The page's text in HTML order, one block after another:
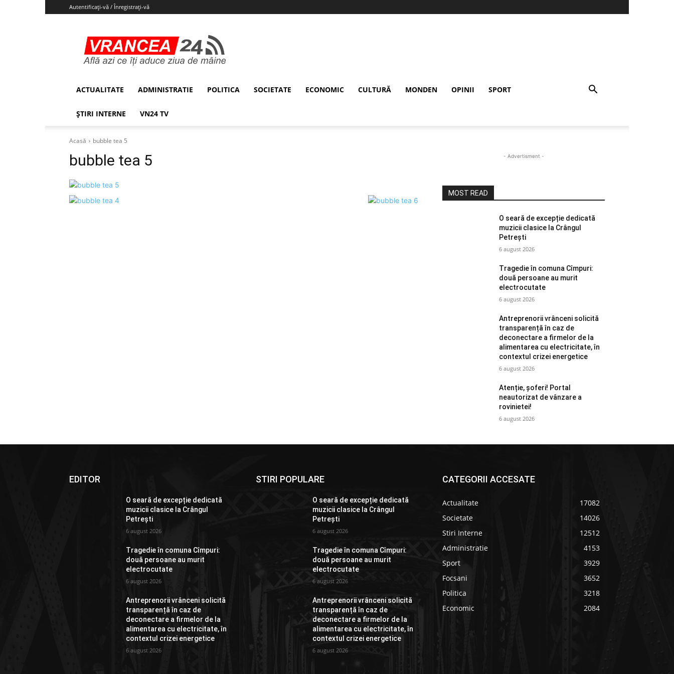
Autentificați-vă / Înregistrați-vă
ACTUALITATE ADMINISTRATIE POLITICA SOCIETATE ECONOMIC CULTURĂ MONDEN OPINII SPORT
ȘTIRI INTERNE VN24 TV
Acasă bubble tea 5
bubble tea 5 - Advertisment -
MOST READ
O seară de excepție dedicată
muzicii clasice la Crângul
Petrești
6 august 2026
Tragedie în comuna Cîmpuri:
două persoane au murit
electrocutate
6 august 2026
Antreprenorii vrânceni solicită
transparență în caz de
deconectare a firmelor de la
alimentarea cu electricitate, în
contextul crizei energetice
6 august 2026
Atenție, șoferi! Portal
neautorizat de vânzare a
rovinietei!
6 august 2026
EDITOR
O seară de excepție dedicată
muzicii clasice la Crângul
Petrești
6 august 2026
Tragedie în comuna Cîmpuri:
două persoane au murit
electrocutate
6 august 2026
Antreprenorii vrânceni solicită
transparență în caz de
deconectare a firmelor de la
alimentarea cu electricitate, în
contextul crizei energetice
6 august 2026
STIRI POPULARE
O seară de excepție dedicată
muzicii clasice la Crângul
Petrești
6 august 2026
Tragedie în comuna Cîmpuri:
două persoane au murit
electrocutate
6 august 2026
Antreprenorii vrânceni solicită
transparență în caz de
deconectare a firmelor de la
alimentarea cu electricitate, în
contextul crizei energetice
6 august 2026
CATEGORII ACCESATE
Actualitate
17082
Societate
14026
Stiri Interne
12512
Administratie
4153
Sport
3929
Focsani
3652
Politica
3218
Economic
2084